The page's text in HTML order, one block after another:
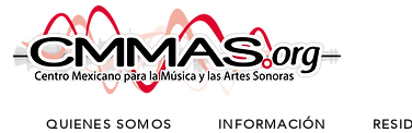
QUIENES SOMOS INFORMACIÓN